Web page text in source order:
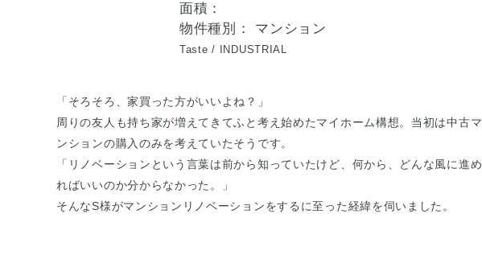
面積：
物件種別： マンション
Taste / INDUSTRIAL
「そろそろ、家買った方がいいよね？」
周りの友人も持ち家が増えてきてふと考え始めたマイホーム構想。当初は中古マ
ンションの購入のみを考えていたそうです。
「リノベーションという言葉は前から知っていたけど、何から、どんな風に進め
ればいいのか分からなかった。」
そんなS様がマンションリノベーションをするに至った経緯を伺いました。